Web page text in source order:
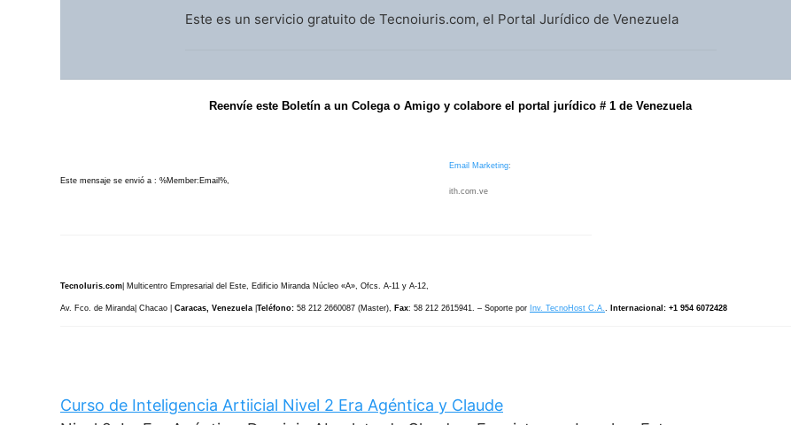
Este es un servicio gratuito de Tecnoiuris.com, el Portal Jurídico de Venezuela
Reenvíe este Boletín a un Colega o Amigo y colabore el portal jurídico # 1 de Venezuela
Este mensaje se envió a : %Member:Email%,
Email Marketing:
ith.com.ve
TecnoIuris.com | Multicentro Empresarial del Este, Edificio Miranda Núcleo «A», Ofcs. A-11 y A-12,
Av. Fco. de Miranda| Chacao | Caracas, Venezuela Teléfono: 58 212 2660087 (Master), Fax: 58 212 2615941. – Soporte por Inv. TecnoHost C.A.. Internacional: +1 954 6072428
Curso de Inteligencia Artiicial Nivel 2 Era Agéntica y Claude